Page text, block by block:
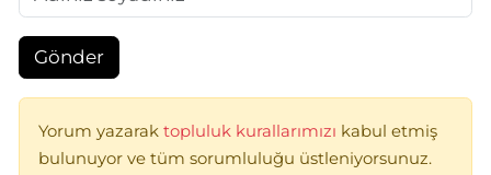
Gönder
Yorum yazarak topluluk kurallarımızı kabul etmiş
bulunuyor ve tüm sorumluluğu üstleniyorsunuz.